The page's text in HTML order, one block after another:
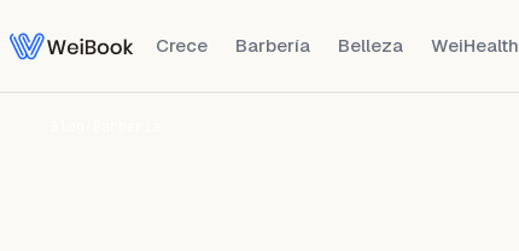
Crece Barbería Belleza WeiHealth